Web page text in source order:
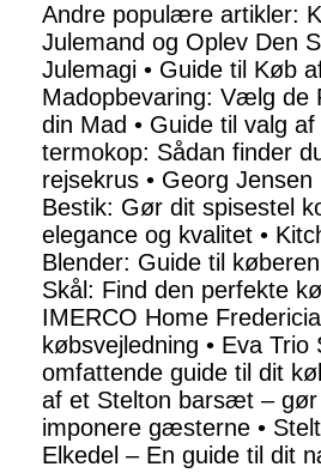
Andre populære artikler:
Julemand og Oplev Den
Julemagi • Guide til Køb
Madopbevaring: Vælg de
din Mad • Guide til valg
termokop: Sådan finder
rejsekrus • Georg Jensen
Bestik: Gør dit spisestel
elegance og kvalitet •
Blender: Guide til køberen
Skål: Find den perfekte
IMERCO Home
købsvejledning • Eva Trio
omfattende guide til dit
af et Stelton barsæt –
imponere gæsterne •
Elkedel – En guide til dit